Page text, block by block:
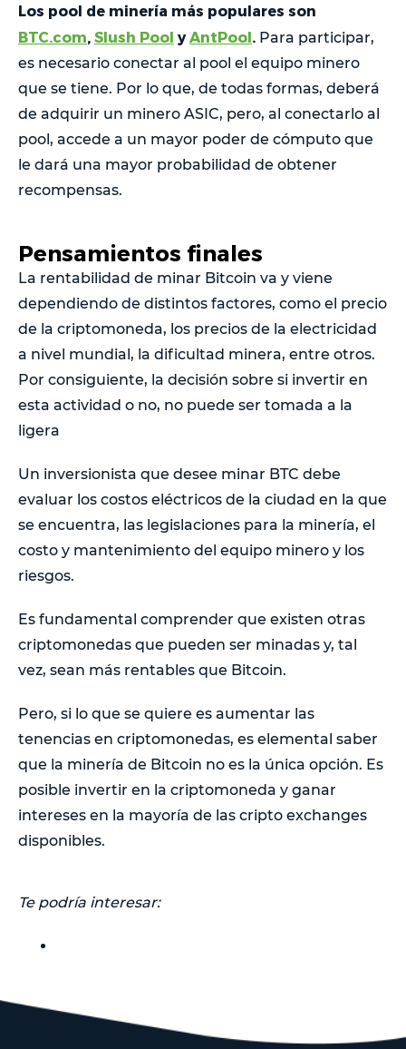
Los pool de minería más populares son
BTC.com, Slush Pool yAntPool. Para participar,
es necesario conectar al pool el equipo minero
que se tiene. Por lo que, de todas formas, deberá
de adquirir un minero ASIC, pero, al conectarlo al
pool, accede a un mayor poder de cómputo que
le dará una mayor probabilidad de obtener
recompensas.
Pensamientos finales
La rentabilidad de minar Bitcoin va y viene
dependiendo de distintos factores, como el precio
de la criptomoneda, los precios de la electricidad
a nivel mundial, la dificultad minera, entre otros.
Por consiguiente, la decisión sobre si invertir en
esta actividad o no, no puede ser tomada a la
ligera
Un inversionista que desee minar BTC debe
evaluar los costos eléctricos de la ciudad en la que
se encuentra, las legislaciones para la minería, el
costo y mantenimiento del equipo minero y los
riesgos.
Es fundamental comprender que existen otras
criptomonedas que pueden ser minadas y, tal
vez, sean más rentables que Bitcoin.
Pero, si lo que se quiere es aumentar las
tenencias en criptomonedas, es elemental saber
que la minería de Bitcoin no es la única opción. Es
posible invertir en la criptomoneda y ganar
intereses en la mayoría de las cripto exchanges
disponibles.
Te podría interesar: